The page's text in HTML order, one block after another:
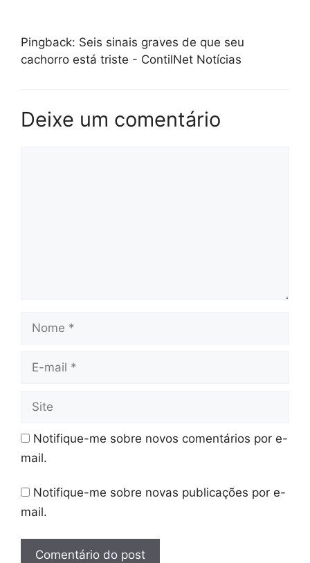
Pingback: Seis sinais graves de que seu
cachorro está triste - ContilNet Notícias
Deixe um comentário
mail
Notifique-me sobre novos comentários por e-
mail.
Notifique-me sobre novas publicações por e-
mail.